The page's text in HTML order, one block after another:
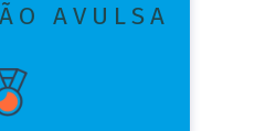
AVULSA